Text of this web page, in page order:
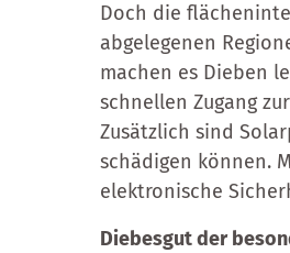
Doch die
abgelegenen
machen es Dieben
schnellen Zugang
Zusätzlich sind
schädigen können.
elektronische
Diebesgut der